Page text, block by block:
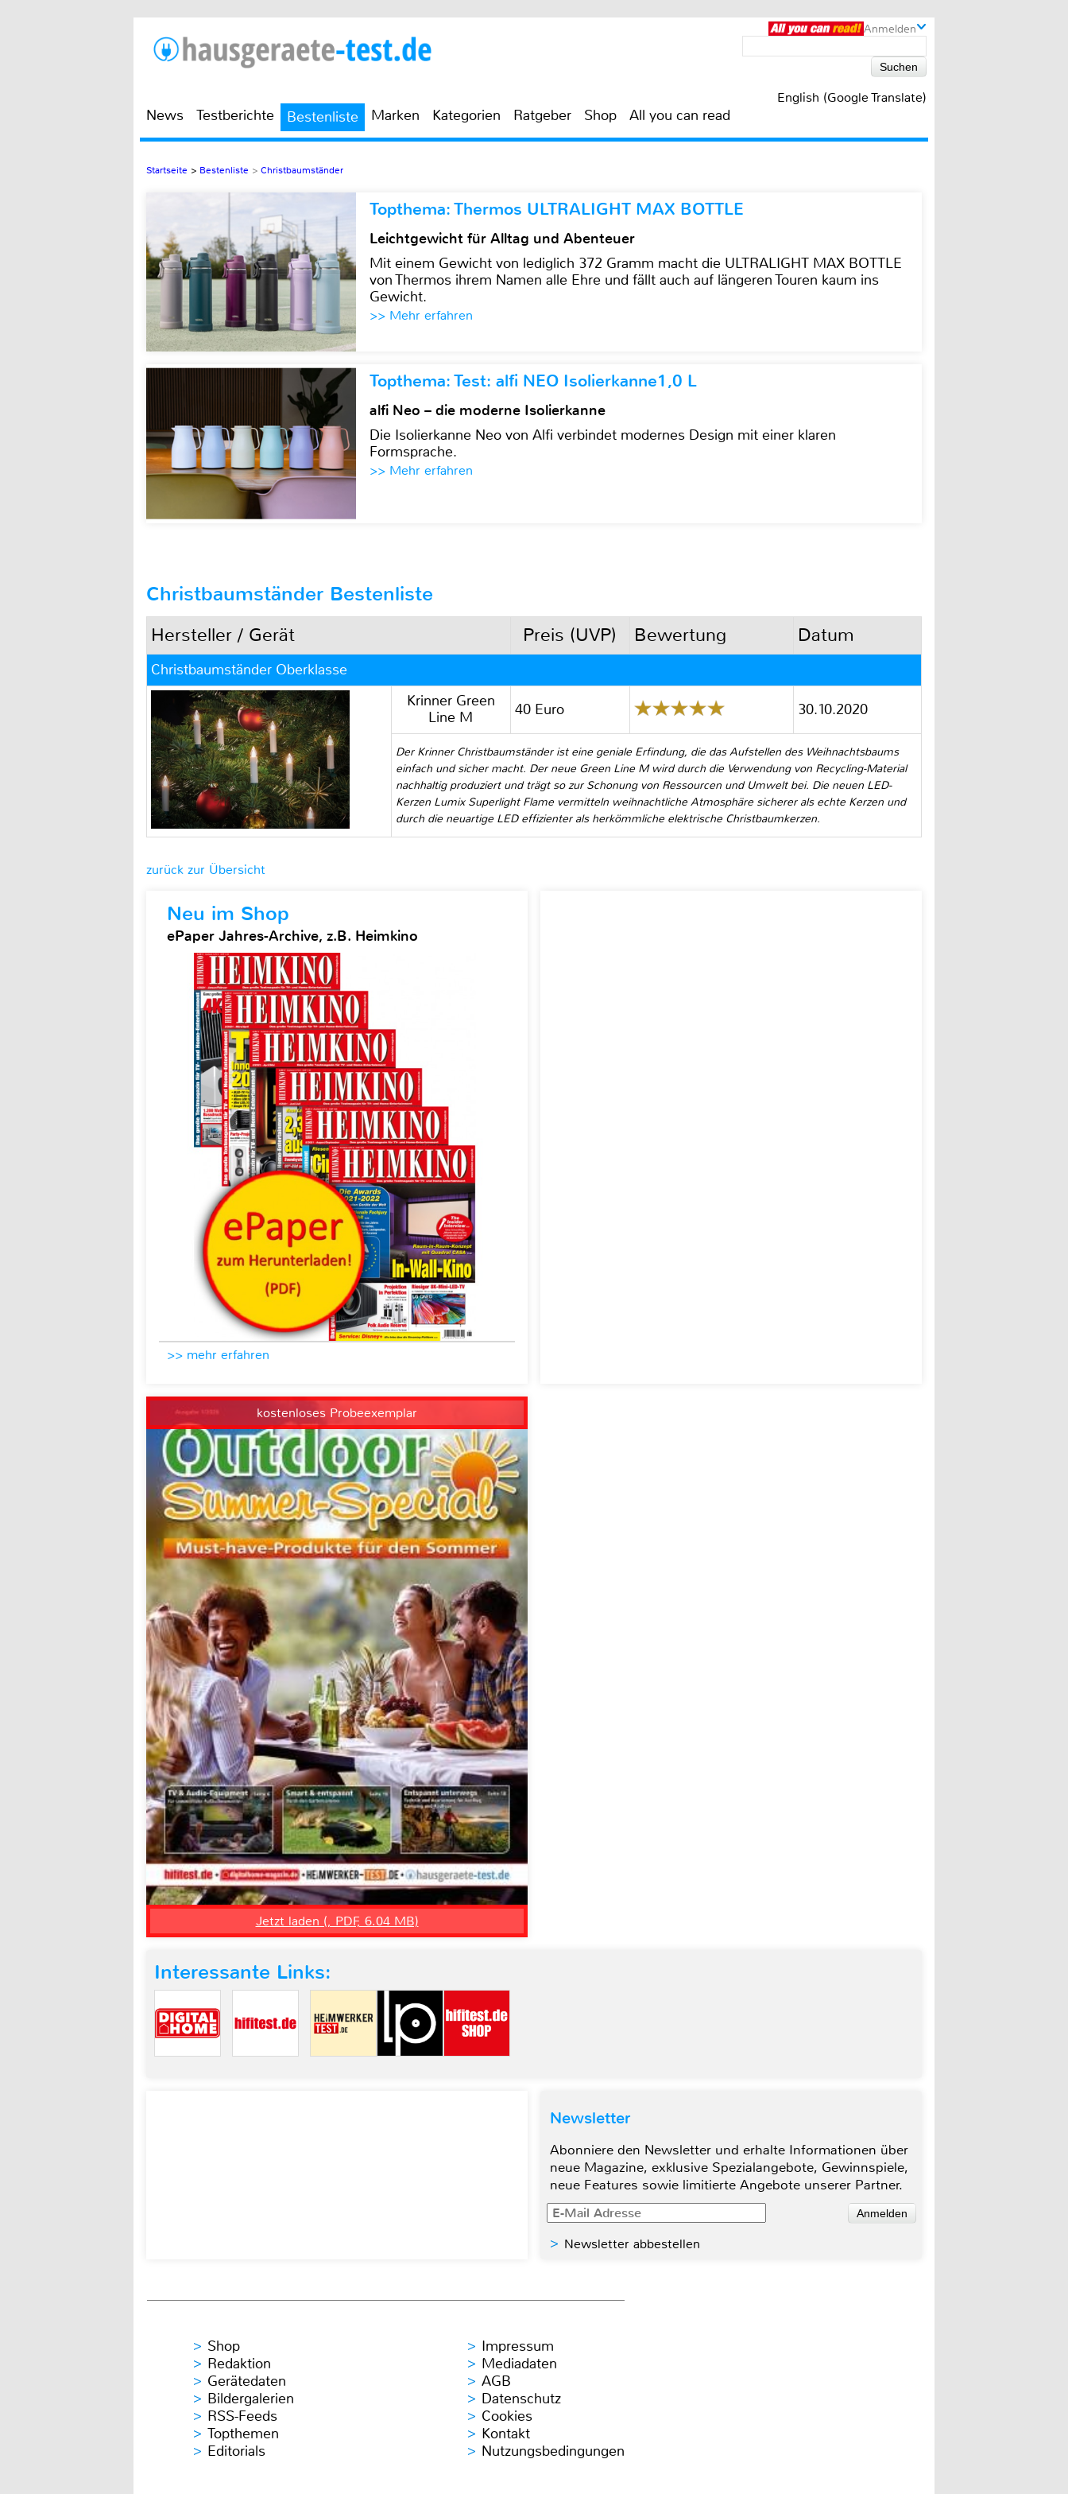
Anmelden
English (Google Translate)
News Testberichte Bestenliste Marken Kategorien Ratgeber Shop All you can read
Startseite > Bestenliste > Christbaumständer
Topthema: Thermos ULTRALIGHT MAX BOTTLE
Leichtgewicht für Alltag und Abenteuer
Mit einem Gewicht von lediglich 372 Gramm macht die ULTRALIGHT MAX BOTTLE
von Thermos ihrem Namen alle Ehre und fällt auch auf längeren Touren kaum ins
Gewicht.
>> Mehr erfahren
Topthema: Test: alfi NEO Isolierkanne1,0 L
alfi Neo – die moderne Isolierkanne
Die Isolierkanne Neo von Alfi verbindet modernes Design mit einer klaren
Formsprache.
>> Mehr erfahren
Christbaumständer Bestenliste
Hersteller / Gerät Preis (UVP) Bewertung Datum
Christbaumständer Oberklasse
Krinner Green
Line M
40 Euro 30.10.2020
Der Krinner Christbaumständer ist eine geniale Erfindung, die das Aufstellen des Weihnachtsbaums
einfach und sicher macht. Der neue Green Line M wird durch die Verwendung von Recycling-Material
nachhaltig produziert und trägt so zur Schonung von Ressourcen und Umwelt bei. Die neuen LED-
Kerzen Lumix Superlight Flame vermitteln weihnachtliche Atmosphäre sicherer als echte Kerzen und
durch die neuartige LED effizienter als herkömmliche elektrische Christbaumkerzen.
zurück zur Übersicht
Neu im Shop
ePaper Jahres-Archive, z.B. Heimkino
>> mehr erfahren
kostenloses Probeexemplar
Jetzt laden (, PDF, 6.04 MB)
Interessante Links:
Newsletter
Abonniere den Newsletter und erhalte Informationen über
neue Magazine, exklusive Spezialangebote, Gewinnspiele,
neue Features sowie limitierte Angebote unserer Partner.
Newsletter abbestellen
Shop
Redaktion
Gerätedaten
Bildergalerien
RSS-Feeds
Topthemen
Editorials
Impressum
Mediadaten
AGB
Datenschutz
Cookies
Kontakt
Nutzungsbedingungen